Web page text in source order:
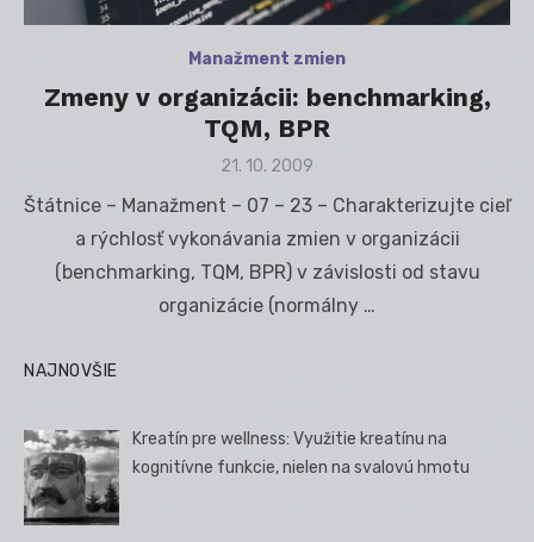
Manažment zmien
Zmeny v organizácii: benchmarking,
TQM, BPR
Posted
21. 10. 2009
Štátnice – Manažment – 07 – 23 – Charakterizujte cieľ
a rýchlosť vykonávania zmien v organizácii
(benchmarking, TQM, BPR) v závislosti od stavu
organizácie (normálny …
NAJNOVŠIE
Kreatín pre wellness: Využitie kreatínu na
kognitívne funkcie, nielen na svalovú hmotu